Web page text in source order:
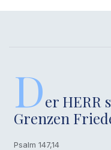
Der HERR
Grenzen
Psalm 147,14